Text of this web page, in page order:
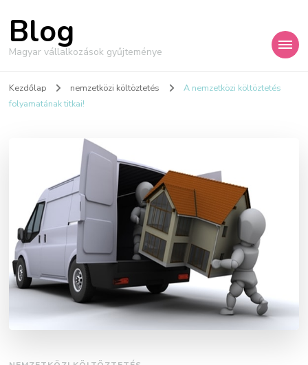
Blog
Magyar vállalkozások gyűjteménye
Kezdőlap nemzetközi költöztetés
A nemzetközi költöztetés
folyamatának titkai!